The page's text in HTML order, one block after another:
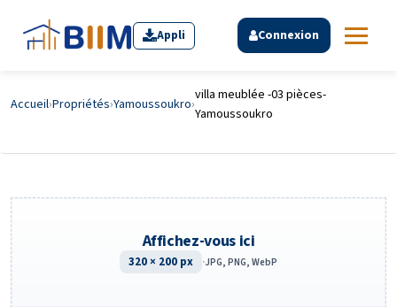
Appli Connexion
Accueil›Propriétés›Yamoussoukro›
villa meublée -03 pièces-
Yamoussoukro
Affichez-vous ici
320 × 200 px ·JPG, PNG, WebP